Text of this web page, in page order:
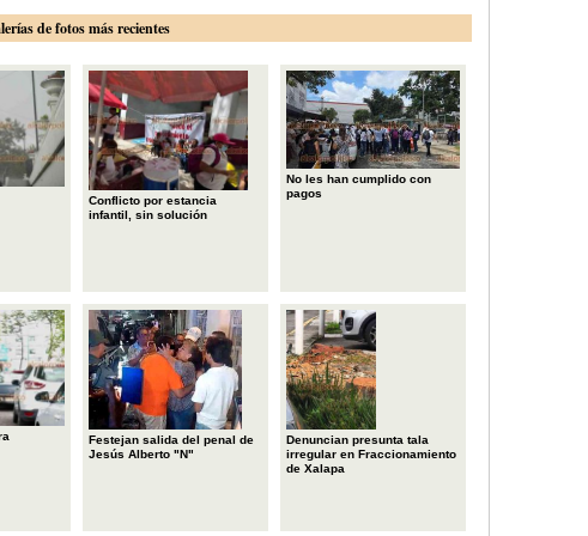
de fotos más recientes
Conflicto por estancia
infantil, sin solución
No les han cumplido con
pagos
Festejan salida del penal de
Jesús Alberto "N"
Denuncian presunta tala
irregular en Fraccionamiento
de Xalapa